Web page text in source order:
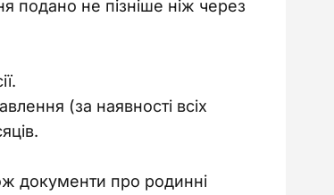
подано не пізніше ніж через
(за наявності всіх
документи про родинні